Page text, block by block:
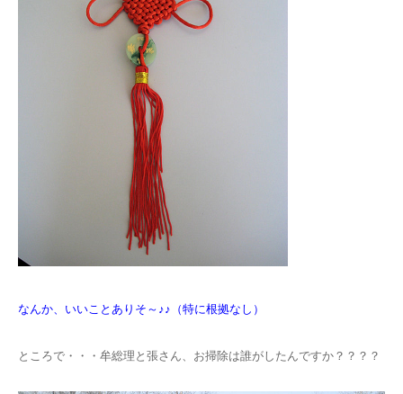
なんか、いいことありそ～♪♪（特に根拠なし）
ところで・・・牟総理と張さん、お掃除は誰がしたんですか？？？？